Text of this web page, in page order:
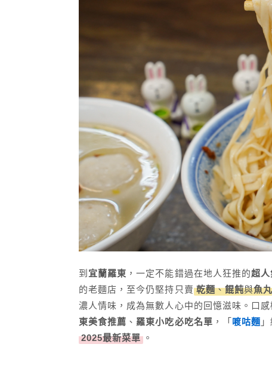
到 宜蘭羅東 ，一定不能錯過在地人狂推的超人
的老麵店，至今仍堅持只賣 乾麵、餛飩與魚
濃人情味，成為無數人心中的回憶滋味。口
東美食推薦 、 羅東小吃必吃名單 ，「 喥咕麵
2025最新菜單 。